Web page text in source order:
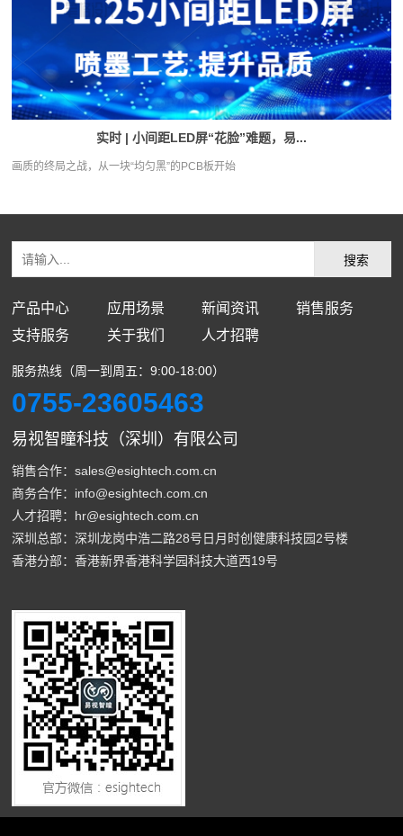
实时 | 小间距LED屏“花脸”难题，易...
画质的终局之战，从一块“均匀黑”的PCB板开始
产品中心 应用场景 新闻资讯
销售服务
支持服务
关于我们 人才招聘
服务热线（周一到周五：9:00-18:00）
0755-23605463
易视智瞳科技（深圳）有限公司
销售合作：sales@esightech.com.cn
商务合作：info@esightech.com.cn
人才招聘：hr@esightech.com.cn
深圳总部：深圳龙岗中浩二路28号日月时创健康科技园2号楼
香港分部：香港新界香港科学园科技大道西19号